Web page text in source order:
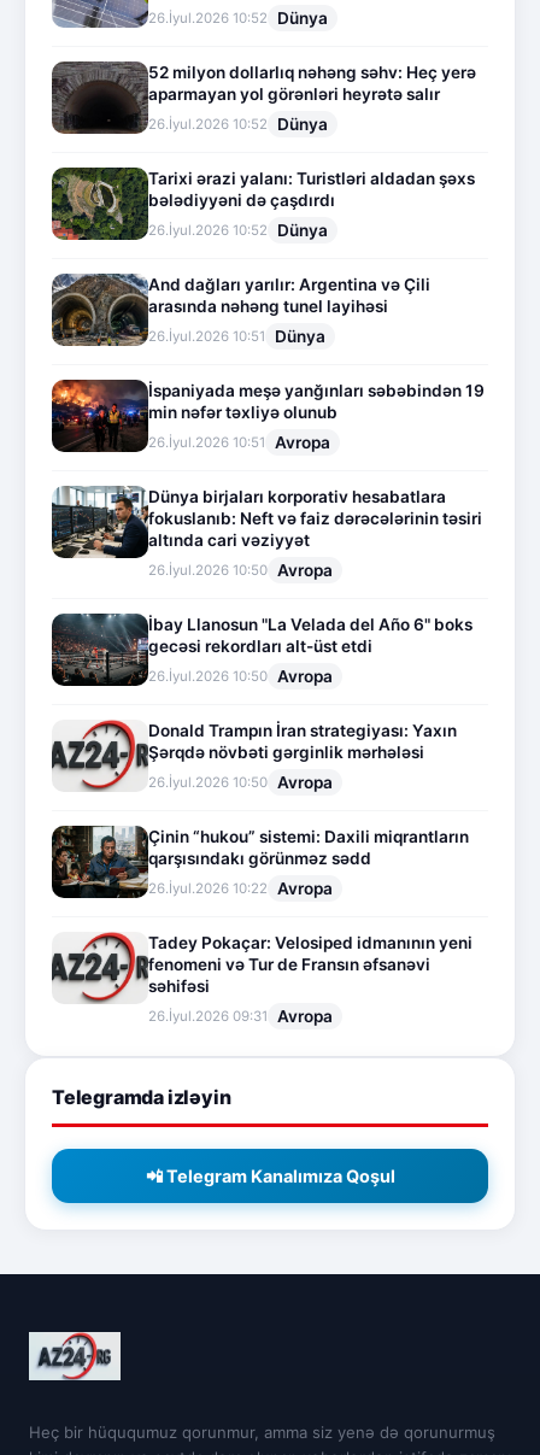
26.İyul.2026 10:52 Dünya
52 milyon dollarlıq nəhəng səhv: Heç yerə
aparmayan yol görənləri heyrətə salır
26.İyul.2026 10:52 Dünya
Tarixi ərazi yalanı: Turistləri aldadan şəxs
bələdiyyəni də çaşdırdı
26.İyul.2026 10:52 Dünya
And dağları yarılır: Argentina və Çili
arasında nəhəng tunel layihəsi
26.İyul.2026 10:51 Dünya
İspaniyada meşə yanğınları səbəbindən 19
min nəfər təxliyə olunub
26.İyul.2026 10:51 Avropa
Dünya birjaları korporativ hesabatlara
fokuslanıb: Neft və faiz dərəcələrinin təsiri
altında cari vəziyyət
26.İyul.2026 10:50 Avropa
İbay Llanosun "La Velada del Año 6" boks
gecəsi rekordları alt-üst etdi
26.İyul.2026 10:50 Avropa
Donald Trampın İran strategiyası: Yaxın
Şərqdə növbəti gərginlik mərhələsi
26.İyul.2026 10:50 Avropa
Çinin “hukou” sistemi: Daxili miqrantların
qarşısındakı görünməz sədd
26.İyul.2026 10:22 Avropa
Tadey Pokaçar: Velosiped idmanının yeni
fenomeni və Tur de Fransın əfsanəvi
səhifəsi
26.İyul.2026 09:31 Avropa
Telegramda izləyin
📲 Telegram Kanalımıza Qoşul
Heç bir hüququmuz qorunmur, amma siz yenə də qorunurmuş